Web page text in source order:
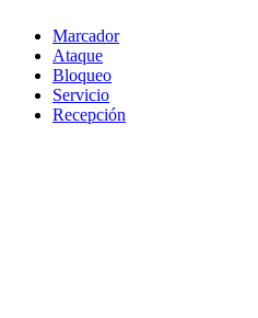
Marcador
Ataque
Bloqueo
Servicio
Recepción